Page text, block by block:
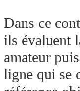
Dans ce
ils évaluent
amateur
ligne qui se